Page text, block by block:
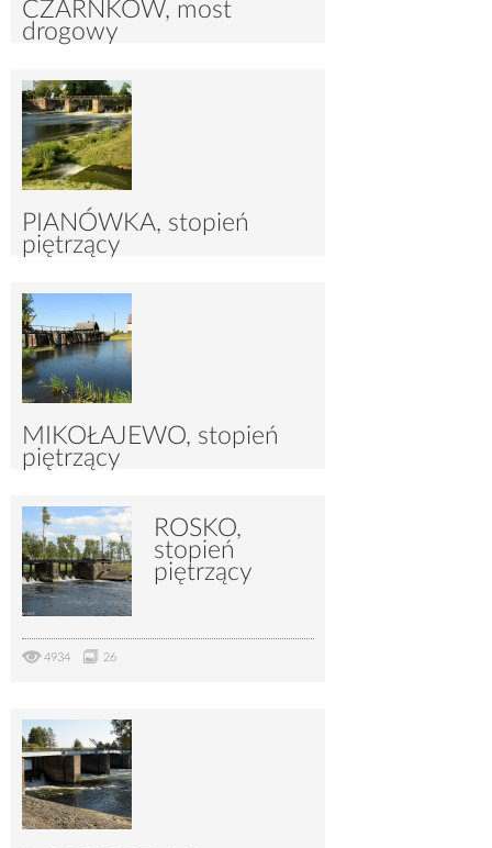
CZARNKÓW, most
drogowy
9179 17
PIANÓWKA, stopień
piętrzący
4559 19
MIKOŁAJEWO, stopień
piętrzący
4540 13
ROSKO,
stopień
piętrzący
4934 26